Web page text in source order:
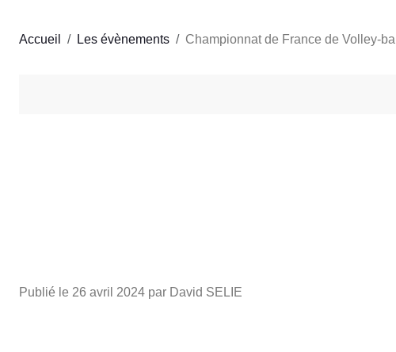
Accueil Les évènements Championnat de France de Volley-ball
Publié le 26 avril 2024 par David SELIE